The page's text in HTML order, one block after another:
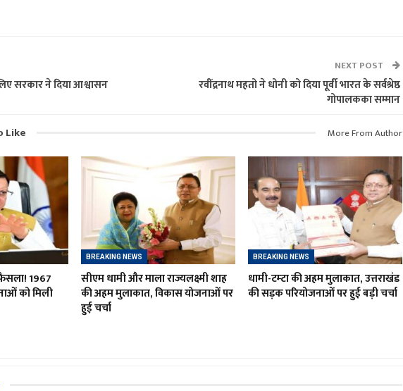
सरकार ने दिया आश्वासन
NEXT POST
रवींद्रनाथ महतो ने धोनी को दिया पूर्वी भारत के सर्वश्रेष्ठ
गोपालकका सम्मान
Like
More From Author
1967
को मिली
BREAKING NEWS
सीएम धामी और माला राज्यलक्ष्मी शाह
की अहम मुलाकात, विकास योजनाओं पर
हुई चर्चा
BREAKING NEWS
धामी-टम्टा की अहम मुलाकात, उत्तराखंड
की सड़क परियोजनाओं पर हुई बड़ी चर्चा